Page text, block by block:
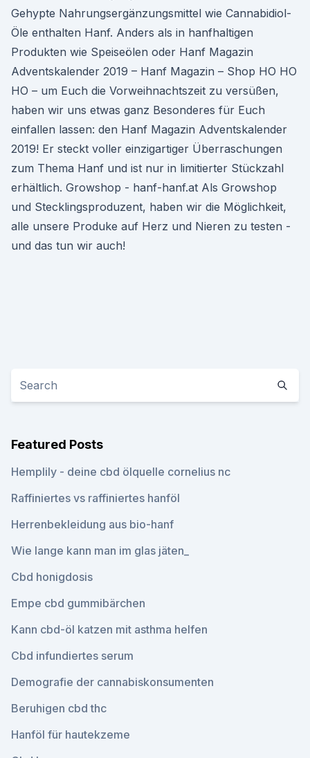
Gehypte Nahrungsergänzungsmittel wie Cannabidiol-
Öle enthalten Hanf. Anders als in hanfhaltigen
Produkten wie Speiseölen oder Hanf Magazin
Adventskalender 2019 – Hanf Magazin – Shop HO HO
HO – um Euch die Vorweihnachtszeit zu versüßen,
haben wir uns etwas ganz Besonderes für Euch
einfallen lassen: den Hanf Magazin Adventskalender
2019! Er steckt voller einzigartiger Überraschungen
zum Thema Hanf und ist nur in limitierter Stückzahl
erhältlich. Growshop - hanf-hanf.at Als Growshop
und Stecklingsproduzent, haben wir die Möglichkeit,
alle unsere Produke auf Herz und Nieren zu testen -
und das tun wir auch!
Featured Posts
Hemplily - deine cbd ölquelle cornelius nc
Raffiniertes vs raffiniertes hanföl
Herrenbekleidung aus bio-hanf
Wie lange kann man im glas jäten_
Cbd honigdosis
Empe cbd gummibärchen
Kann cbd-öl katzen mit asthma helfen
Cbd infundiertes serum
Demografie der cannabiskonsumenten
Beruhigen cbd thc
Hanföl für hautekzeme